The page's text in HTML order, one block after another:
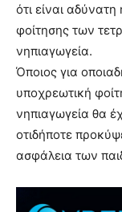
ότι είναι
φοίτησης των
νηπιαγωγεία.
Όποιος για
υποχρεωτική
νηπιαγωγεία θα
οτιδήποτε
ασφάλεια των